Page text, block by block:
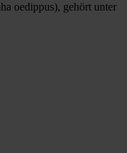
oedippus), gehört unter